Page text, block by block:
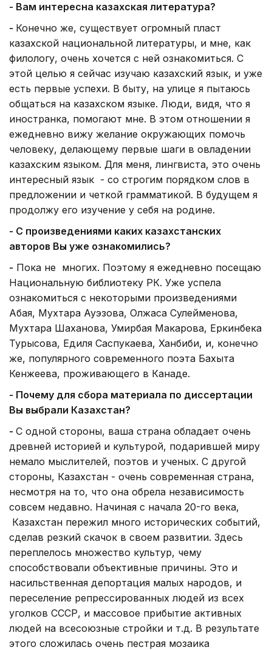
- Вам интересна казахская литература?
- Конечно же, существует огромный пласт
казахской национальной литературы, и мне, как
филологу, очень хочется с ней ознакомиться. С
этой целью я сейчас изучаю казахский язык, и уже
есть первые успехи. В быту, на улице я пытаюсь
общаться на казахском языке. Люди, видя, что я
иностранка, помогают мне. В этом отношении я
ежедневно вижу желание окружающих помочь
человеку, делающему первые шаги в овладении
казахским языком. Для меня, лингвиста, это очень
интересный язык - со строгим порядком слов в
предложении и четкой грамматикой. В будущем я
продолжу его изучение у себя на родине.
- С произведениями каких казахстанских
авторов Вы уже ознакомились?
- Пока не многих. Поэтому я ежедневно посещаю
Национальную библиотеку РК. Уже успела
ознакомиться с некоторыми произведениями
Абая, Мухтара Ауэзова, Олжаса Сулейменова,
Мухтара Шаханова, Умирбая Макарова, Еркинбека
Турысова, Едиля Саспукаева, Ханбиби, и, конечно
же, популярного современного поэта Бахыта
Кенжеева, проживающего в Канаде.
- Почему для сбора материала по диссертации
Вы выбрали Казахстан?
- С одной стороны, ваша страна обладает очень
древней историей и культурой, подарившей миру
немало мыслителей, поэтов и ученых. С другой
стороны, Казахстан - очень современная страна,
несмотря на то, что она обрела независимость
совсем недавно. Начиная с начала 20-го века,
Казахстан пережил много исторических событий,
сделав резкий скачок в своем развитии. Здесь
переплелось множество культур, чему
способствовали объективные причины. Это и
насильственная депортация малых народов, и
переселение репрессированных людей из всех
уголков СССР, и массовое прибытие активных
людей на всесоюзные стройки и т.д. В результате
этого сложилась очень пестрая мозаика